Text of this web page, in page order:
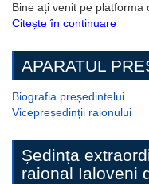
Bine ați venit pe platforma
Citește în continuare
APARATUL
Biografia președintelui
Vicepreședinții raionului
Ședința
raional Ialoveni